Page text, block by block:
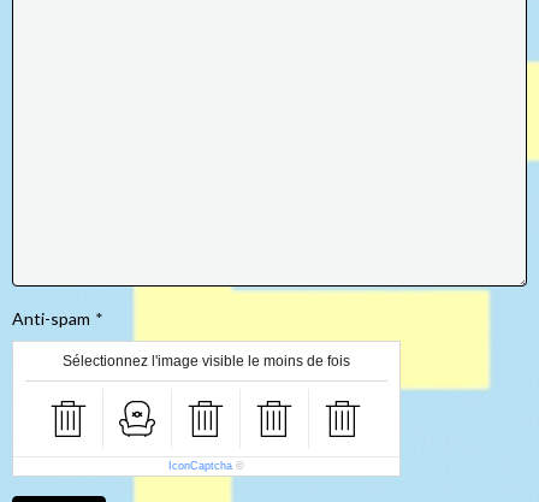
Anti-spam
Sélectionnez l'image visible le moins de fois
IconCaptcha ©